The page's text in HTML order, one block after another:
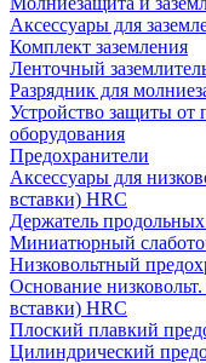
Аксессуары для
Комплект заземления
Ленточный
Разрядник для
Устройство защиты от
оборудования
Предохранители
Аксессуары для
вставки) HRC
Держатель
Миниатюрный
Низковольтный
Основание
вставки) HRC
Плоский плавкий
Цилиндрический